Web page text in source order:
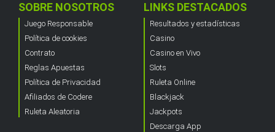
SOBRE NOSOTROS
Juego Responsable
Política de cookies
Contrato
Reglas Apuestas
Política de Privacidad
Afiliados de Codere
Ruleta Aleatoria
LINKS DESTACADOS
Resultados y estadísticas
Casino
Casino en Vivo
Slots
Ruleta Online
Blackjack
Jackpots
Descarga App